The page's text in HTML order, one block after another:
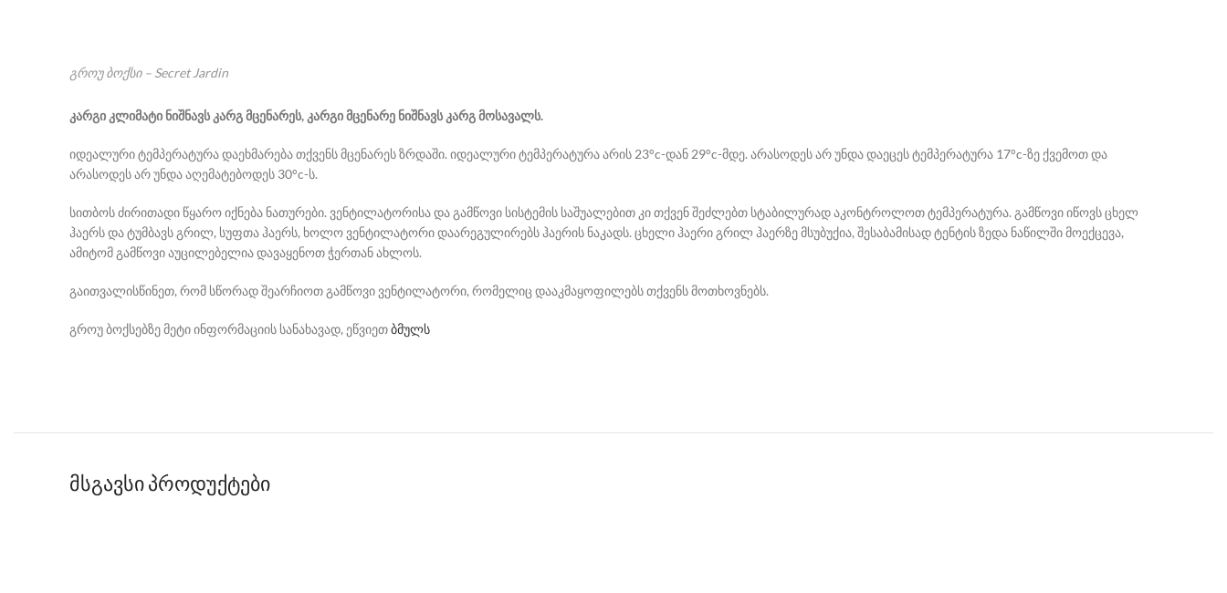
გროუ ბოქსი – Secret Jardin
კარგი კლიმატი ნიშნავს კარგ მცენარეს, კარგი მცენარე ნიშნავს კარგ მოსავალს.
იდეალური ტემპერატურა დაეხმარება თქვენს მცენარეს ზრდაში. იდეალური ტემპერატურა არის 23°c-დან 29°c-მდე. არასოდეს არ უნდა დაეცეს ტემპერატურა 17°c-ზე ქვემოთ და
არასოდეს არ უნდა აღემატებოდეს 30°c-ს.
სითბოს ძირითადი წყარო იქნება ნათურები. ვენტილატორისა და გამწოვი სისტემის საშუალებით კი თქვენ შეძლებთ სტაბილურად აკონტროლოთ ტემპერატურა. გამწოვი იწოვს ცხელ
ჰაერს და ტუმბავს გრილ, სუფთა ჰაერს, ხოლო ვენტილატორი დაარეგულირებს ჰაერის ნაკადს. ცხელი ჰაერი გრილ ჰაერზე მსუბუქია, შესაბამისად ტენტის ზედა ნაწილში მოექცევა,
ამიტომ გამწოვი აუცილებელია დავაყენოთ ჭერთან ახლოს.
გაითვალისწინეთ, რომ სწორად შეარჩიოთ გამწოვი ვენტილატორი, რომელიც დააკმაყოფილებს თქვენს მოთხოვნებს.
გროუ ბოქსებზე მეტი ინფორმაციის სანახავად, ეწვიეთბმულს
მსგავსი პროდუქტები